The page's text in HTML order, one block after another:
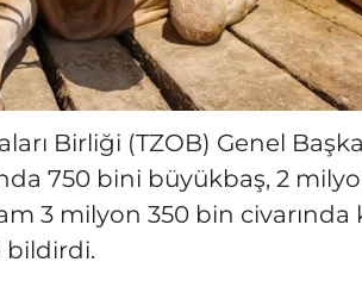
Birliği (TZOB) Genel
750 bini büyükbaş, 2
3 milyon 350 bin civarında